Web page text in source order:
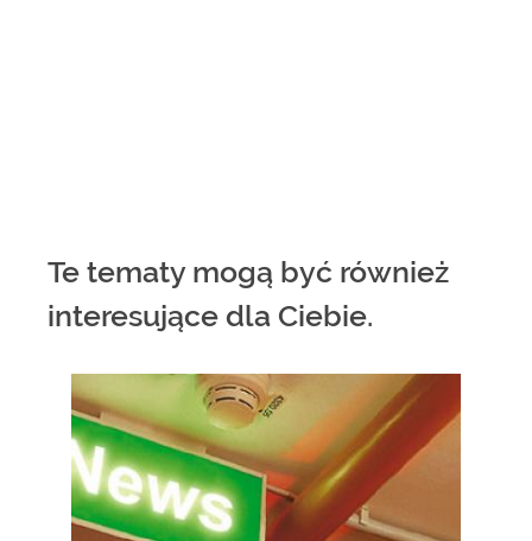
Te tematy mogą być również
interesujące dla Ciebie.